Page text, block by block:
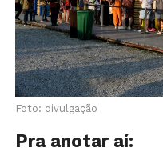
Foto: divulgação
Pra anotar aí: